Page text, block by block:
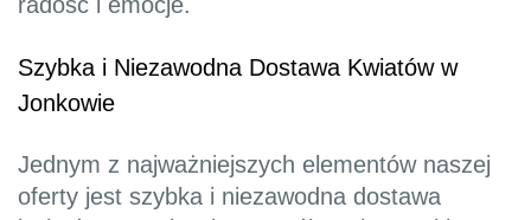
radość i emocje.
Szybka i Niezawodna Dostawa Kwiatów w
Jonkowie
Jednym z najważniejszych elementów naszej
oferty jest szybka i niezawodna dostawa